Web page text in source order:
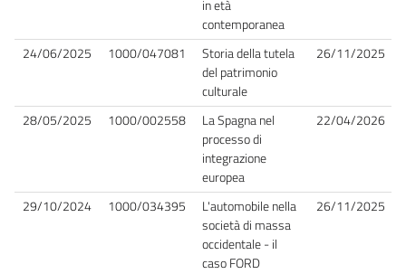
in età
contemporanea
24/06/2025 1000/047081
Storia della tutela
del patrimonio
culturale
26/11/2025
28/05/2025 1000/002558
La Spagna nel
processo di
integrazione
europea
22/04/2026
29/10/2024 1000/034395
L'automobile nella
società di massa
occidentale - il
caso FORD
26/11/2025